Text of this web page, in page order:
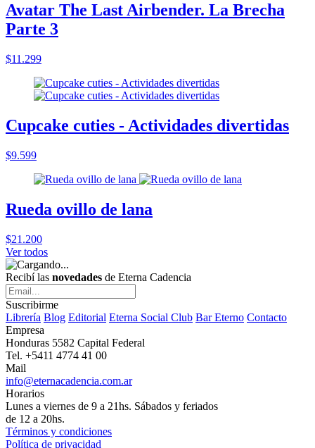
Avatar The Last Airbender. La Brecha
Parte 3
$11.299
Cupcake cuties - Actividades divertidas
$9.599
Rueda ovillo de lana
$21.200
Ver todos
Recibí las novedades de Eterna Cadencia
Suscribirme
Librería Blog Editorial Eterna Social Club Bar Eterno Contacto
Empresa
Honduras 5582 Capital Federal
Tel. +5411 4774 41 00
Mail
info@eternacadencia.com.ar
Horarios
Lunes a viernes de 9 a 21hs. Sábados y feriados
de 12 a 20hs.
Términos y condiciones
Política de privacidad